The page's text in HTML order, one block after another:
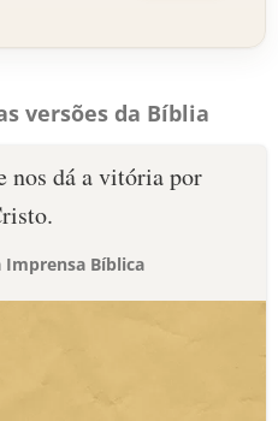
versões da Bíblia
nos dá a vitória por
Imprensa Bíblica